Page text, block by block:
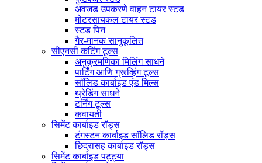
अवजड उपकरणे वाहन टायर स्टड
मोटरसायकल टायर स्टड
स्टड पिन
गैर-मानक सानुकूलित
सीएनसी कटिंग टूल्स
अनुक्रमणिका मिलिंग साधने
पार्टिंग आणि ग्रूव्हिंग टूल्स
सॉलिड कार्बाइड एंड मिल्स
थ्रेडिंग साधने
टर्निंग टूल्स
कवायती
सिमेंट कार्बाइड रॉड्स
टंगस्टन कार्बाइड सॉलिड रॉड्स
छिद्रासह कार्बाइड रॉड्स
सिमेंट कार्बाइड पट्ट्या